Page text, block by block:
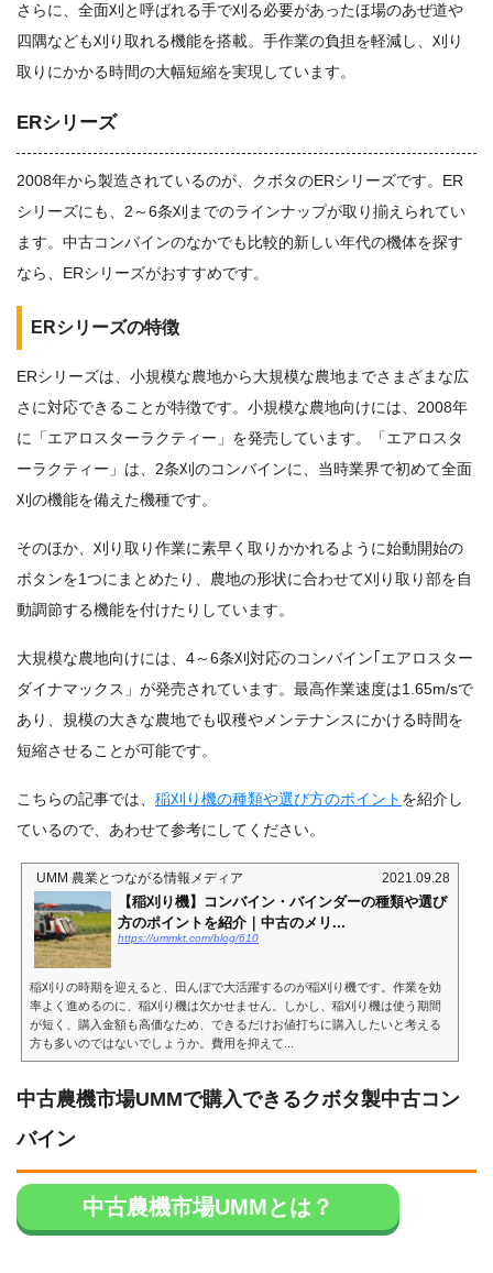
さらに、全面刈と呼ばれる手で刈る必要があったほ場のあぜ道や
四隅なども刈り取れる機能を搭載。手作業の負担を軽減し、刈り
取りにかかる時間の大幅短縮を実現しています。
ERシリーズ
2008年から製造されているのが、クボタのERシリーズです。ER
シリーズにも、2～6条刈までのラインナップが取り揃えられてい
ます。中古コンバインのなかでも比較的新しい年代の機体を探す
なら、ERシリーズがおすすめです。
ERシリーズの特徴
ERシリーズは、小規模な農地から大規模な農地までさまざまな広
さに対応できることが特徴です。小規模な農地向けには、2008年
に「エアロスターラクティー」を発売しています。「エアロスタ
ーラクティー」は、2条刈のコンバインに、当時業界で初めて全面
刈の機能を備えた機種です。
そのほか、刈り取り作業に素早く取りかかれるように始動開始の
ボタンを1つにまとめたり、農地の形状に合わせて刈り取り部を自
動調節する機能を付けたりしています。
大規模な農地向けには、4～6条刈対応のコンバイン｢エアロスター
ダイナマックス」が発売されています。最高作業速度は1.65m/sで
あり、規模の大きな農地でも収穫やメンテナンスにかける時間を
短縮させることが可能です。
こちらの記事では、 稲刈り機の種類や選び方のポイント を紹介し
ているので、あわせて参考にしてください。
UMM 農業とつながる情報メディア 2021.09.28
【稲刈り機】コンバイン・バインダーの種類や選び
方のポイントを紹介｜中古のメリ...
https://ummkt.com/blog/610
稲刈りの時期を迎えると、田んぼで大活躍するのが稲刈り機です。作業を効
率よく進めるのに、稲刈り機は欠かせません。しかし、稲刈り機は使う期間
が短く、購入金額も高価なため、できるだけお値打ちに購入したいと考える
方も多いのではないでしょうか。費用を抑えて...
中古農機市場UMMで購入できるクボタ製中古コン
バイン
中古農機市場UMMとは？